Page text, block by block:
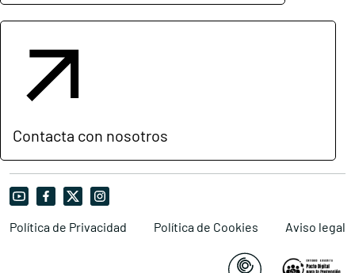
Contacta con nosotros
Política de Privacidad Política de Cookies Aviso legal